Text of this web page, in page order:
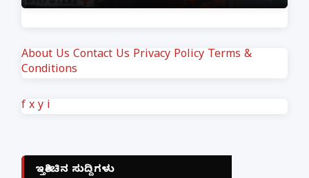
About Us Contact Us Privacy Policy Terms &
Conditions
f x y i
ಇತ್ತೀಚಿನ ಸುದ್ದಿಗಳು